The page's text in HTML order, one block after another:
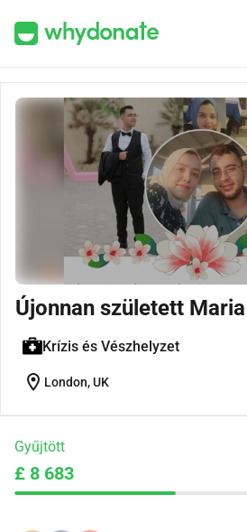
Újonnan született
Krízis és Vészhelyzet
location_on London, UK
Gyűjtött
£ 8 683